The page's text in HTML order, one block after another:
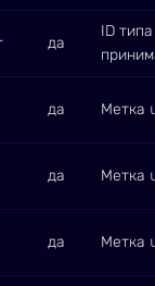
да
ID
да Метка
да Метка
да Метка